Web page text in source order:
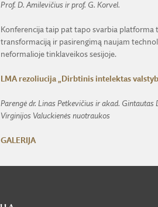
Prof. D. Amilevičius ir prof. G. Korvel.
Konferencija taip pat tapo svarbia
transformaciją ir pasirengimą naujam
neformalioje tinklaveikos sesijoje.
LMA rezoliucija „Dirbtinis intelektas
Parengė dr. Linas Petkevičius ir akad. Gintautas
Virginijos Valuckienės nuotraukos
GALERIJA